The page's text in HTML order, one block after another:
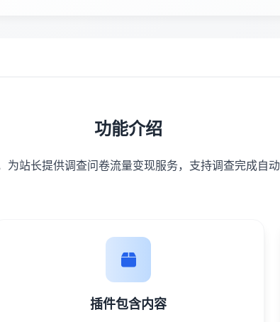
功能介绍
为站长提供调查问卷流量变现服务，支持调查完成自动
插件包含内容